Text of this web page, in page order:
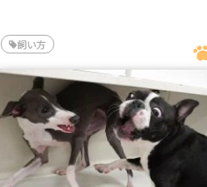
飼い方